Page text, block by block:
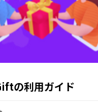
の利用ガイド